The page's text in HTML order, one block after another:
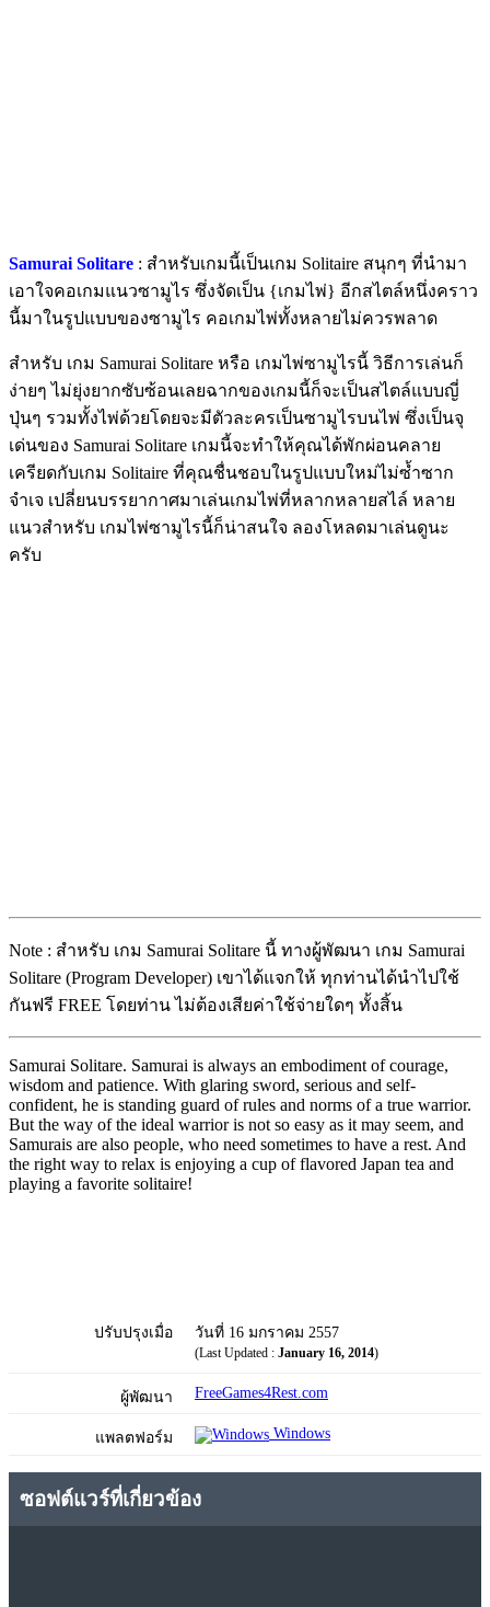
Samurai Solitare : สำหรับเกมนี้เป็นเกม Solitaire สนุกๆ ที่นำมา
เอาใจคอเกมแนวซามูไร ซึ่งจัดเป็น {เกมไพ่} อีกสไตล์หนึ่งคราว
นี้มาในรูปแบบของซามูไร คอเกมไพ่ทั้งหลายไม่ควรพลาด
สำหรับ เกม Samurai Solitare หรือ เกมไพ่ซามูไรนี้ วิธีการเล่นก็
ง่ายๆ ไม่ยุ่งยากซับซ้อนเลยฉากของเกมนี้ก็จะเป็นสไตล์แบบญี่
ปุ่นๆ รวมทั้งไพ่ด้วยโดยจะมีตัวละครเป็นซามูไรบนไพ่ ซึ่งเป็นจุ
เด่นของ Samurai Solitare เกมนี้จะทำให้คุณได้พักผ่อนคลาย
เครียดกับเกม Solitaire ที่คุณชื่นชอบในรูปแบบใหม่ไม่ซ้ำซาก
จำเจ เปลี่ยนบรรยากาศมาเล่นเกมไพ่ที่หลากหลายสไล์ หลาย
แนวสำหรับ เกมไพ่ซามูไรนี้ก็น่าสนใจ ลองโหลดมาเล่นดูนะ
ครับ
Note : สำหรับ เกม Samurai Solitare นี้ ทางผู้พัฒนา เกม Samurai
Solitare (Program Developer) เขาได้แจกให้ ทุกท่านได้นำไปใช้
กันฟรี FREE โดยท่าน ไม่ต้องเสียค่าใช้จ่ายใดๆ ทั้งสิ้น
Samurai Solitare. Samurai is always an embodiment of courage,
wisdom and patience. With glaring sword, serious and self-
confident, he is standing guard of rules and norms of a true warrior.
But the way of the ideal warrior is not so easy as it may seem, and
Samurais are also people, who need sometimes to have a rest. And
the right way to relax is enjoying a cup of flavored Japan tea and
playing a favorite solitaire!
ปรับปรุงเมื่อ วันที่ 16 มกราคม 2557
(Last Updated : January 16, 2014)
ผู้พัฒนา FreeGames4Rest.com
แพลตฟอร์ม Windows
ซอฟต์แวร์ที่เกี่ยวข้อง